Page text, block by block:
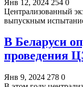
Янв 12, 2024 254 0
Централизованный
выпускным
В Беларуси
проведения
Янв 9, 2024 278 0